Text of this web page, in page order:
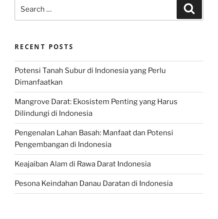
for:
RECENT POSTS
Potensi Tanah Subur di Indonesia yang Perlu
Dimanfaatkan
Mangrove Darat: Ekosistem Penting yang Harus
Dilindungi di Indonesia
Pengenalan Lahan Basah: Manfaat dan Potensi
Pengembangan di Indonesia
Keajaiban Alam di Rawa Darat Indonesia
Pesona Keindahan Danau Daratan di Indonesia